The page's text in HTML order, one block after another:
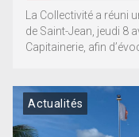
La Collectivité a réuni
de Saint-Jean, jeudi 8
Capitainerie, afin
Actualités